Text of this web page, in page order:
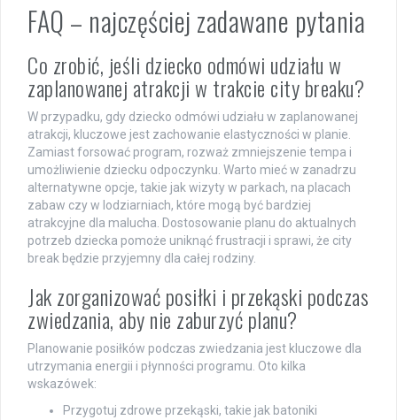
FAQ – najczęściej zadawane pytania
Co zrobić, jeśli dziecko odmówi udziału w
zaplanowanej atrakcji w trakcie city breaku?
W przypadku, gdy dziecko odmówi udziału w zaplanowanej
atrakcji, kluczowe jest zachowanie elastyczności w planie.
Zamiast forsować program, rozważ zmniejszenie tempa i
umożliwienie dziecku odpoczynku. Warto mieć w zanadrzu
alternatywne opcje, takie jak wizyty w parkach, na placach
zabaw czy w lodziarniach, które mogą być bardziej
atrakcyjne dla malucha. Dostosowanie planu do aktualnych
potrzeb dziecka pomoże uniknąć frustracji i sprawi, że city
break będzie przyjemny dla całej rodziny.
Jak zorganizować posiłki i przekąski podczas
zwiedzania, aby nie zaburzyć planu?
Planowanie posiłków podczas zwiedzania jest kluczowe dla
utrzymania energii i płynności programu. Oto kilka
wskazówek:
Przygotuj zdrowe przekąski, takie jak batoniki